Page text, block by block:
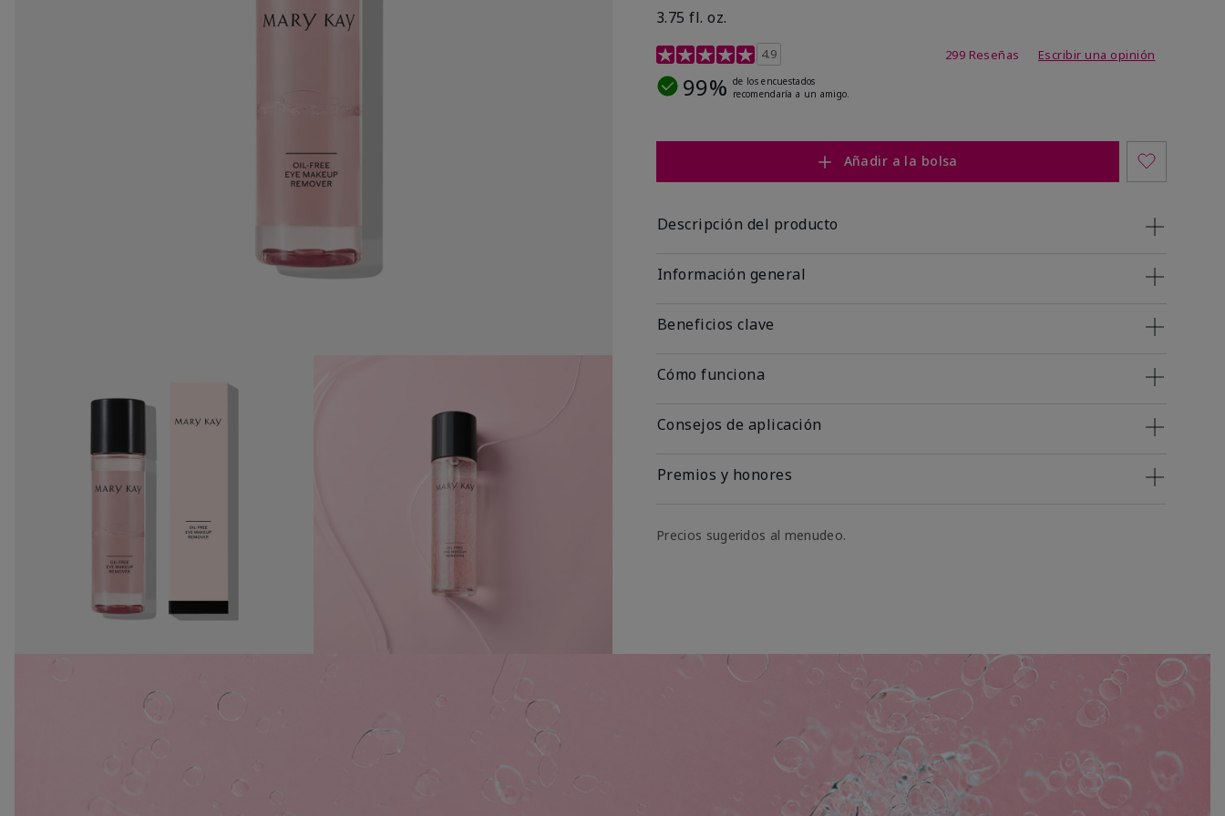
3.75 fl. oz.
Calificación de clientes de 4,8 de 5
4.9 299 Reseñas Escribir una opinión
99% de los encuestados
recomendaría a un amigo.
Añadir a la bolsa
Descripción del producto
Información general
Beneficios clave
Cómo funciona
Consejos de aplicación
Premios y honores
Precios sugeridos al menudeo.